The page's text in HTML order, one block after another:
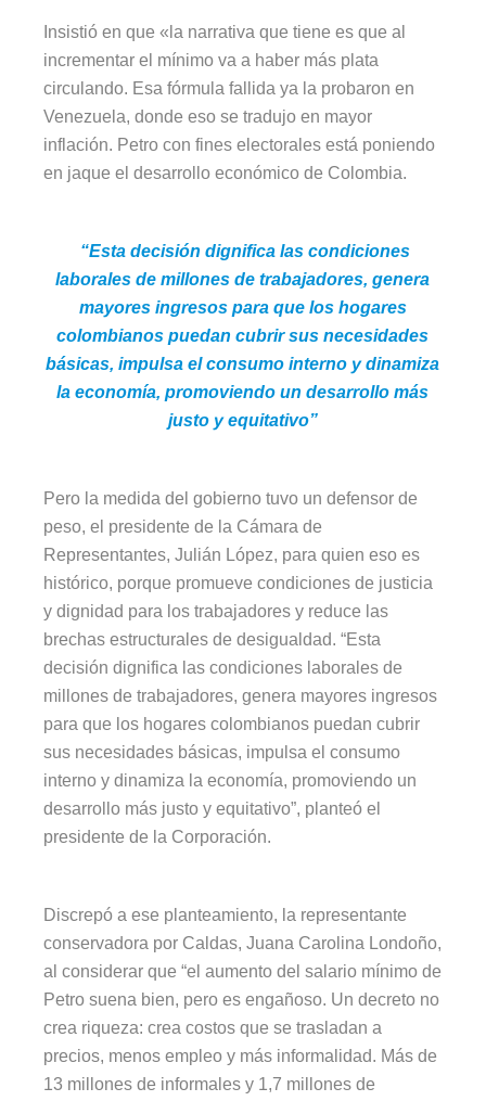
Insistió en que «la narrativa que tiene es que al
incrementar el mínimo va a haber más plata
circulando. Esa fórmula fallida ya la probaron en
Venezuela, donde eso se tradujo en mayor
inflación. Petro con fines electorales está poniendo
en jaque el desarrollo económico de Colombia.
“Esta decisión dignifica las condiciones
laborales de millones de trabajadores, genera
mayores ingresos para que los hogares
colombianos puedan cubrir sus necesidades
básicas, impulsa el consumo interno y dinamiza
la economía, promoviendo un desarrollo más
justo y equitativo”
Pero la medida del gobierno tuvo un defensor de
peso, el presidente de la Cámara de
Representantes, Julián López, para quien eso es
histórico, porque promueve condiciones de justicia
y dignidad para los trabajadores y reduce las
brechas estructurales de desigualdad. “Esta
decisión dignifica las condiciones laborales de
millones de trabajadores, genera mayores ingresos
para que los hogares colombianos puedan cubrir
sus necesidades básicas, impulsa el consumo
interno y dinamiza la economía, promoviendo un
desarrollo más justo y equitativo”, planteó el
presidente de la Corporación.
Discrepó a ese planteamiento, la representante
conservadora por Caldas, Juana Carolina Londoño,
al considerar que “el aumento del salario mínimo de
Petro suena bien, pero es engañoso. Un decreto no
crea riqueza: crea costos que se trasladan a
precios, menos empleo y más informalidad. Más de
13 millones de informales y 1,7 millones de